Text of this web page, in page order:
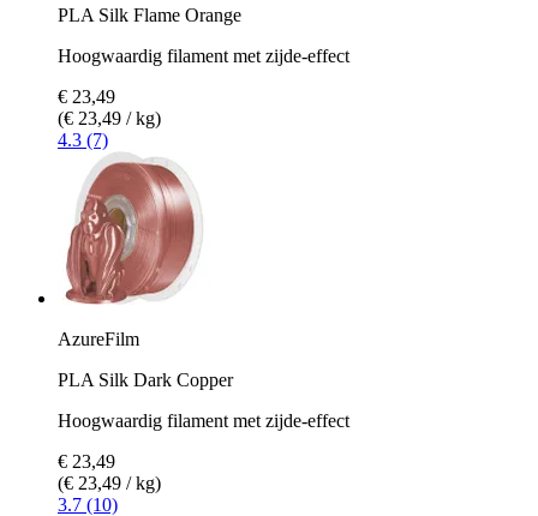
PLA Silk Flame Orange
Hoogwaardig filament met zijde-effect
€ 23,49
(€ 23,49 / kg)
4.3 (7)
AzureFilm
PLA Silk Dark Copper
Hoogwaardig filament met zijde-effect
€ 23,49
(€ 23,49 / kg)
3.7 (10)